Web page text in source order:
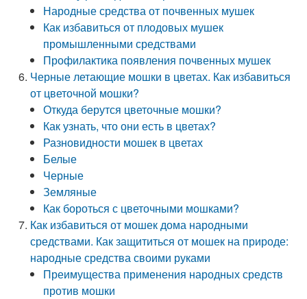
Народные средства от почвенных мушек
Как избавиться от плодовых мушек
промышленными средствами
Профилактика появления почвенных мушек
Черные летающие мошки в цветах. Как избавиться
от цветочной мошки?
Откуда берутся цветочные мошки?
Как узнать, что они есть в цветах?
Разновидности мошек в цветах
Белые
Черные
Земляные
Как бороться с цветочными мошками?
Как избавиться от мошек дома народными
средствами. Как защититься от мошек на природе:
народные средства своими руками
Преимущества применения народных средств
против мошки